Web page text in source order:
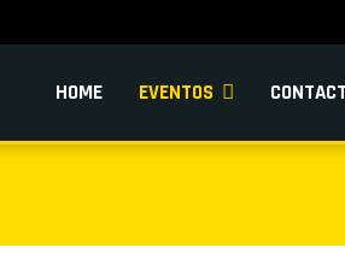
HOME EVENTOS